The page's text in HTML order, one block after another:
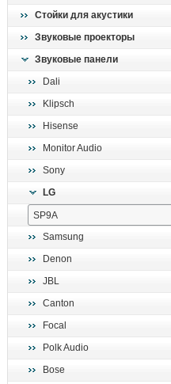
дом,
Стойки для акустики
Звуковые проекторы
Звуковые панели
Dali
Klipsch
Hisense
Monitor Audio
Sony
LG
Samsung
Denon
JBL
Canton
Focal
Polk Audio
Bose